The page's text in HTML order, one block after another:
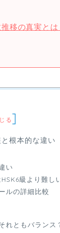
移の真実とは
る]
根本的な違い
い
級より難し
ルの詳細比較
れともバランス